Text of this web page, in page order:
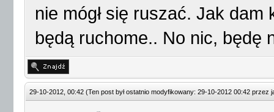
nie mógł się ruszać. Jak
będą ruchome.. No nic, będę
29-10-2012, 00:42 (Ten post był ostatnio modyfikowany: 29-10-2012 00:42 przez